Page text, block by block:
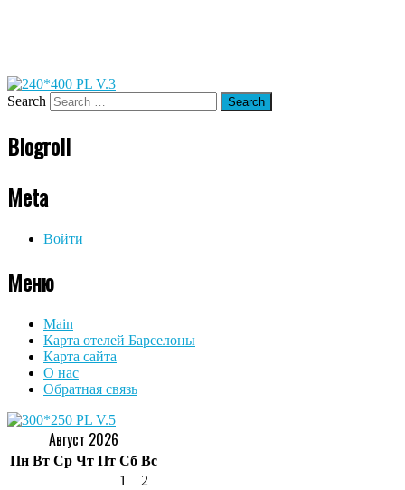
Search
Blogroll
Meta
Войти
Меню
Main
Карта отелей Барселоны
Карта сайта
О нас
Обратная связь
Август 2026
Пн Вт Ср Чт Пт Сб Вс
1
2